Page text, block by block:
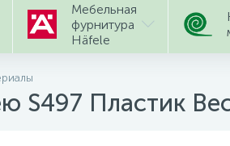
Мебельная
фурнитура
Häfele
S497 Пластик